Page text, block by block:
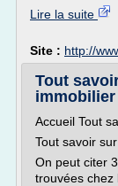
Lire la suite
Site : http://
Tout
Accueil Tout
Tout savoir
On peut citer
trouvées chez